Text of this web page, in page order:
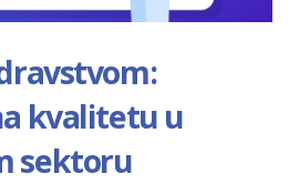
kvalitetu u
sektoru